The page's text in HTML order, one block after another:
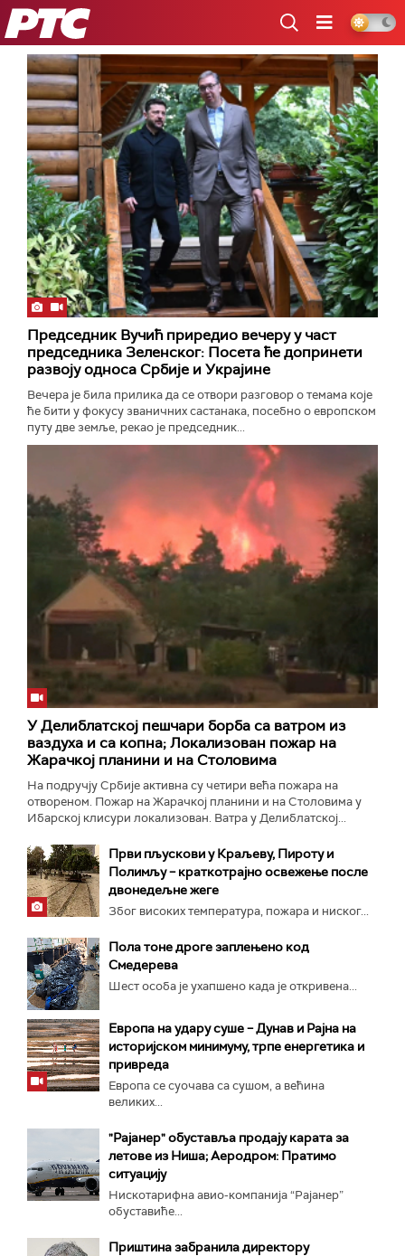
РТС
Председник Вучић приредио вечеру у част
председника Зеленског: Посета ће допринети
развоју односа Србије и Украјине
Вечера је била прилика да се отвори разговор о темама које
ће бити у фокусу званичних састанака, посебно о европском
путу две земље, рекао је председник...
У Делиблатској пешчари борба са ватром из
ваздуха и са копна; Локализован пожар на
Жарачкој планини и на Столовима
На подручју Србије активна су четири већа пожара на
отвореном. Пожар на Жарачкој планини и на Столовима у
Ибарској клисури локализован. Ватра у Делиблатској...
Први пљускови у Краљеву, Пироту и
Полимљу – краткотрајно освежење после
двонедељне жеге
Због високих температура, пожара и ниског...
Пола тоне дроге заплењено код
Смедерева
Шест особа је ухапшено када је откривена...
Европа на удару суше – Дунав и Рајна на
историјском минимуму, трпе енергетика и
привреда
Европа се суочава са сушом, а већина
великих...
"Рајанер" обуставља продају карата за
летове из Ниша; Аеродром: Пратимо
ситуацију
Нискотарифна авио-компанија “Рајанер”
обуставиће...
Приштина забранила директору